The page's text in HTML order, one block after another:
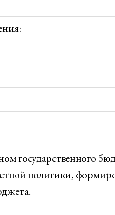
государственного
политики,